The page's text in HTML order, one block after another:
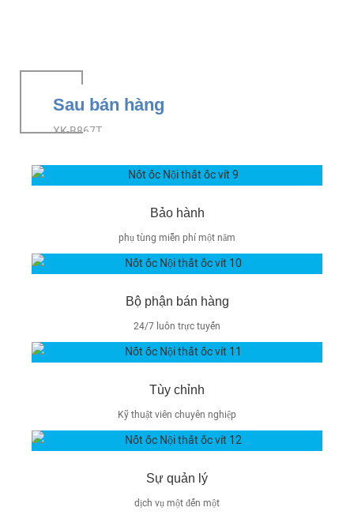
Sau bán hàng
XK-B867T
Bảo hành
phụ tùng miễn phí một năm
Bộ phận bán hàng
24/7 luôn trực tuyến
Tùy chỉnh
Kỹ thuật viên chuyên nghiệp
Sự quản lý
dịch vụ một đến một